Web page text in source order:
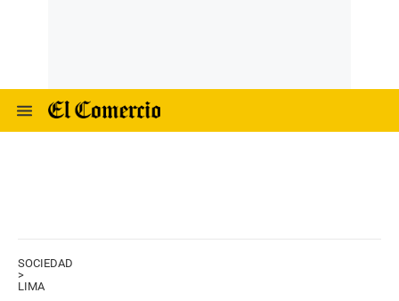
SOCIEDAD
>
LIMA